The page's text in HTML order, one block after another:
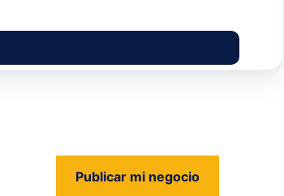
Publicar mi negocio